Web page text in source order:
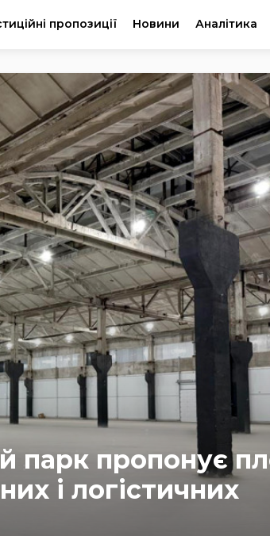
пропозиції Новини Аналітика
парк пропонує
і логістичних